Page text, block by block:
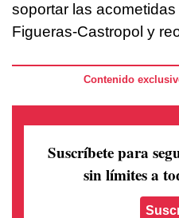
soportar las
Figueras-Castropol y
Contenido
Suscríbete para
sin límites a